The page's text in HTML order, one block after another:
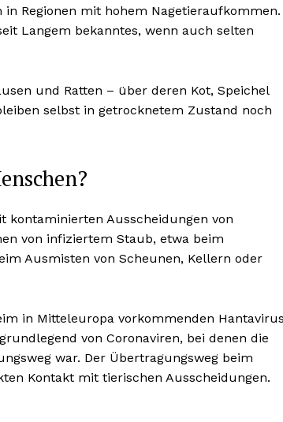
Regionen mit hohem Nagetieraufkommen.
Langem bekanntes, wenn auch selten
und Ratten – über deren Kot, Speichel
selbst in getrocknetem Zustand noch
kontaminierten Ausscheidungen von
von infiziertem Staub, etwa beim
Ausmisten von Scheunen, Kellern oder
in Mitteleuropa vorkommenden
von Coronaviren, bei denen die
war. Der Übertragungsweg beim
Kontakt mit tierischen Ausscheidungen.